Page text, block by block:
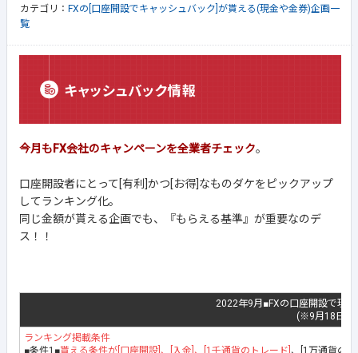
カテゴリ： FXの[口座開設でキャッシュバック]が貰える(現金や金券)企画一
覧
今月もFX会社のキャンペーンを全業者チェック。
口座開設者にとって[有利]かつ[お得]なものダケをピックアップ
してランキング化。
同じ金額が貰える企画でも、『もらえる基準』が重要なのデ
ス！！
2022年9月■FXの口座開設で現
(※9月18日最
ランキング掲載条件